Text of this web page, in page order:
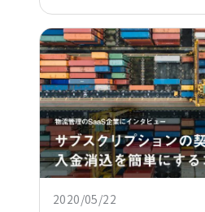
2020/05/22